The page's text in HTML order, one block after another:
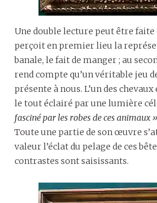
Une double lecture peut être faite
perçoit en premier lieu la
banale, le fait de manger ; au
rend compte qu’un véritable jeu
présente à nous. L’un des
le tout éclairé par une lumière
fasciné par les robesde ces animaux »
Toute une partie de son œuvre
valeur l’éclat du pelage de ces
contrastes sont saisissants.